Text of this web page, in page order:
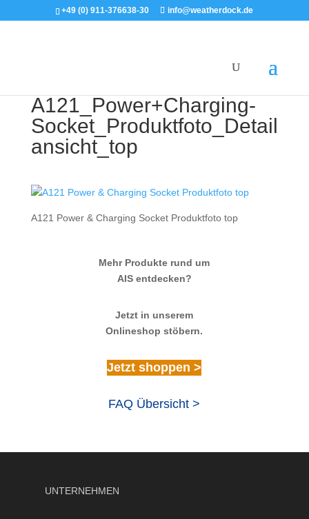
+49 (0) 911-376638-30 info@weatherdock.de
A121_Power+Charging-
Socket_Produktfoto_Detail
ansicht_top
A121 Power & Charging Socket Produktfoto top
Mehr Produkte rund um
AIS entdecken?
Jetzt in unserem
Onlineshop stöbern.
Jetzt shoppen >
FAQ Übersicht >
UNTERNEHMEN